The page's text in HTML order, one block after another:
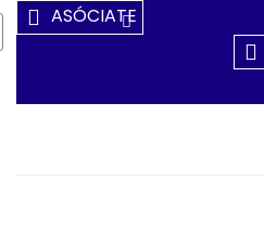
Ir
Al
ASÓCIATE